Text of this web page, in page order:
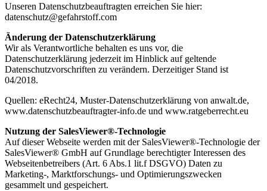
Unseren Datenschutzbeauftragten erreichen Sie hier:
datenschutz@gefahrstoff.com
Änderung der Datenschutzerklärung
Wir als Verantwortliche behalten es uns vor, die
Datenschutzerklärung jederzeit im Hinblick auf geltende
Datenschutzvorschriften zu verändern. Derzeitiger Stand ist
04/2018.
Quellen: eRecht24, Muster-Datenschutzerklärung von anwalt.de,
www.datenschutzbeauftragter-info.de und www.ratgeberrecht.eu
Nutzung der SalesViewer®-Technologie
Auf dieser Webseite werden mit der SalesViewer®-Technologie der
SalesViewer® GmbH auf Grundlage berechtigter Interessen des
Webseitenbetreibers (Art. 6 Abs.1 lit.f DSGVO) Daten zu
Marketing-, Marktforschungs- und Optimierungszwecken
gesammelt und gespeichert.